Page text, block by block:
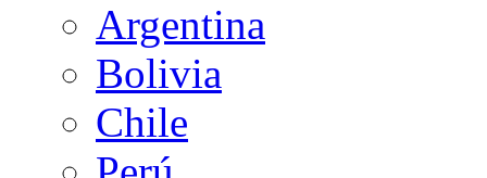
Argentina
Bolivia
Chile